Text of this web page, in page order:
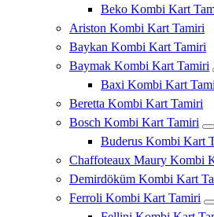
Beko Kombi Kart
Ariston Kombi Kart Tamiri
Baykan Kombi Kart Tamiri
Baymak Kombi Kart Tamiri
Baxi Kombi Kart
Beretta Kombi Kart Tamiri
Bosch Kombi Kart Tamiri
Buderus Kombi Kart
Chaffoteaux Maury Kombi
Demirdöküm Kombi Kart
Ferroli Kombi Kart Tamiri